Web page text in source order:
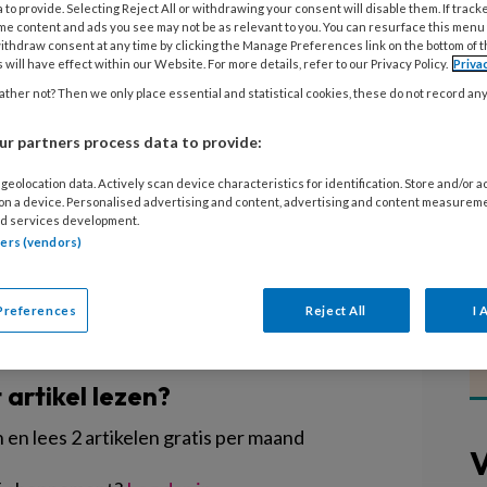
de komst van het eerste kind en
tussen mannen en vrouwen.
kinderopvang stimuleert de
maar hier gaan ook substantiële
Centraal Planbureau.
lezen?
lees 2 artikelen gratis per maand
to provide. Selecting Reject All or withdrawing your consent will disable them. If
content and ads you see may not be as relevant to you. You can resurface this
consent at any time by clicking the Manage Preferences link on the bottom of
will have effect within our Website. For more details, refer to our Privacy Policy.
not? Then we only place essential and statistical cookies, these do not record
partners process data to provide:
data. Actively scan device characteristics for identification. Store and/or
a device. Personalised advertising and content, advertising and content
services development.
(vendors)
Reject All I